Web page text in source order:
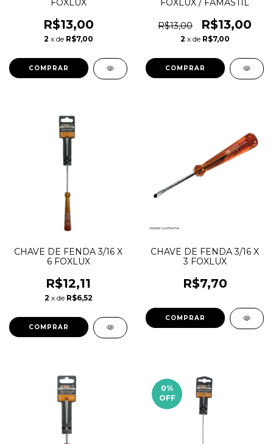
FOXLUX
R$13,00
2 x de R$7,00
FOXLUX / FAMASTIL
R$13,00 R$13,00
2 x de R$7,00
CHAVE DE FENDA 3/16 X
6 FOXLUX
R$12,11
2 x de R$6,52
CHAVE DE FENDA 3/16 X
3 FOXLUX
R$7,70
0%
OFF